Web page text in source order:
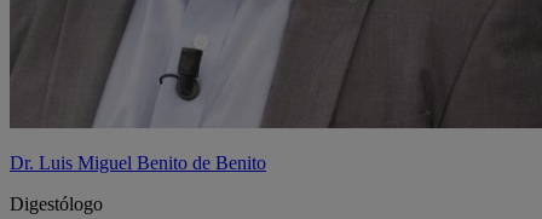
Dr. Luis Miguel Benito de Benito
Digestólogo